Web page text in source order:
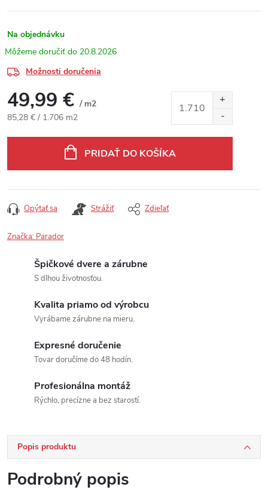
Na objednávku
20.8.2026
Možnosti doručenia
49,99 € / m2
Jednotková cena:
85,28 € / 1.706 m2
PRIDAŤ DO KOŠÍKA
Opýtať sa Strážiť Zdieľať
Značka: Parador
Špičkové dvere a zárubne
S dlhou životnosťou.
Kvalita priamo od výrobcu
Vyrábame zárubne na mieru.
Expresné doručenie
Tovar doručíme do 48 hodín.
Profesionálna montáž
Rýchlo, precízne a bez starostí.
Popis produktu
Podrobný popis